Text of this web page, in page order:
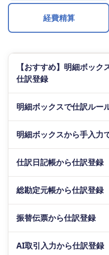
経費精算
【おすすめ】明細ボッ
仕訳登録
明細ボックスで仕訳ルー
明細ボックスから手入力
仕訳日記帳から仕訳登録
総勘定元帳から仕訳登録
振替伝票から仕訳登録
AI取引入力から仕訳登録